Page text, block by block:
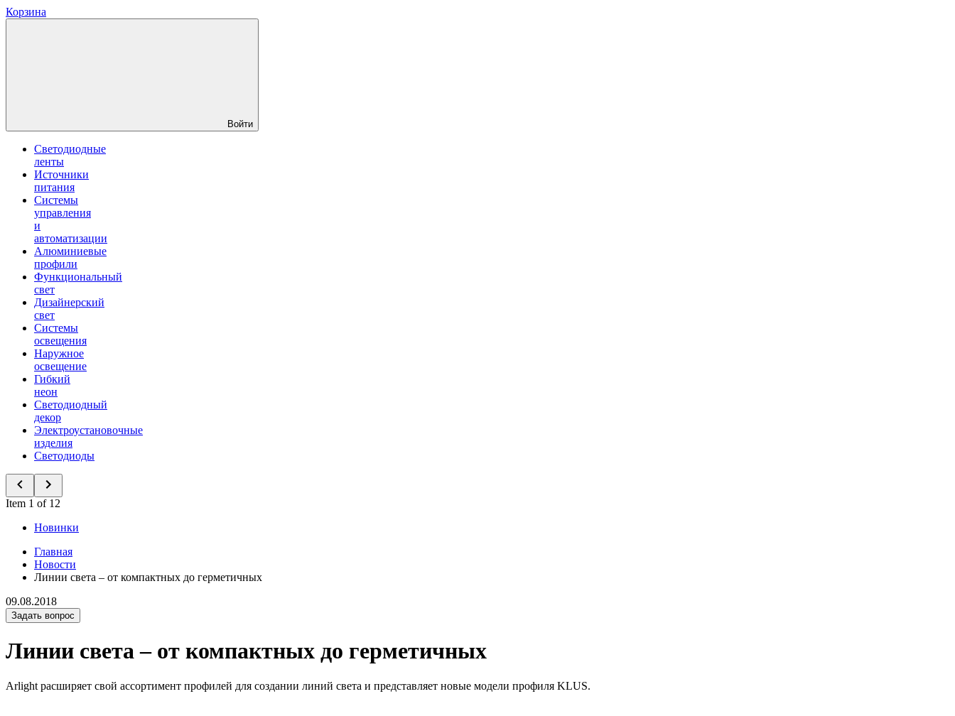
Корзина
Войти
Светодиодные
ленты
Источники
питания
Системы
управления
и
автоматизации
Алюминиевые
профили
Функциональный
свет
Дизайнерский
свет
Системы
освещения
Наружное
освещение
Гибкий
неон
Светодиодный
декор
Электроустановочные
изделия
Светодиоды
Item 1 of 12
Новинки
Главная
Новости
Линии света – от компактных до герметичных
09.08.2018
Задать вопрос
Линии света – от компактных до герметичных
Arlight расширяет свой ассортимент профилей для создании линий света и представляет новые модели профиля KLUS.